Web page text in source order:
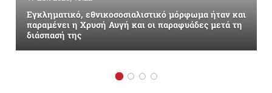
Εγκληματικό, εθνικοσοσιαλιστικό μόρφωμα ήταν και
παραμένει η Χρυσή Αυγή και οι παραφυάδες μετά τη
διάσπασή της